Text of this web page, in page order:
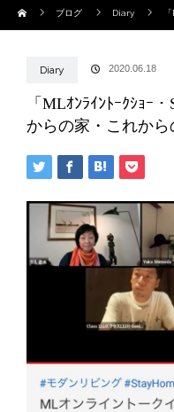
ブログ
Diary
Diary 2020.06.18
「MLｵﾝﾗｲﾝﾄｰｸｼｮｰ
からの家・これから